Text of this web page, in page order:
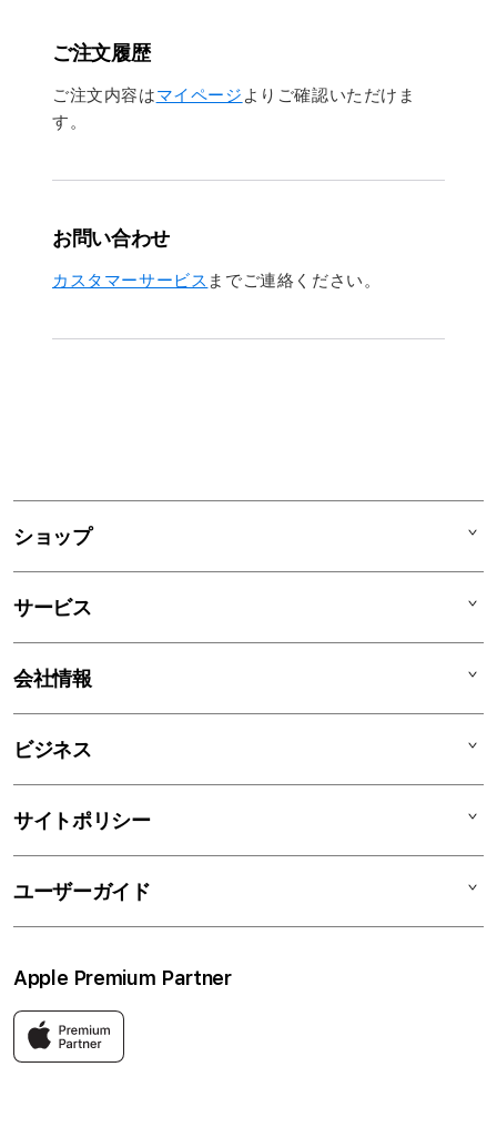
ご注文履歴
ご注文内容はマイページ よりご確認いただけま
す。
お問い合わせ
カスタマーサービス までご連絡ください。
ショップ
Mac
iPhone
AirPods
アクセサリ
サービス
AppleCare+
C smart Card
リユースデバイス
会社情報
C smartとは
ニュース
会社概要
ビジネス
法人のお客様
サイトポリシー
特定商取引法に基づく表記
利用規約
返品・交換
ユーザーガイド
お問い合わせ
FAQ
Apple Premium Partner
Apple製品はもちろん、関連アクセサリーも豊富に取り揃えてい
ます。